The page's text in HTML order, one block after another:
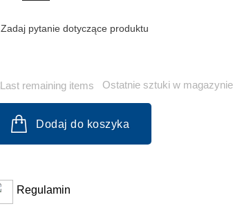
Zadaj pytanie dotyczące produktu
Ostatnie sztuki w magazynie
Dodaj do koszyka
Regulamin